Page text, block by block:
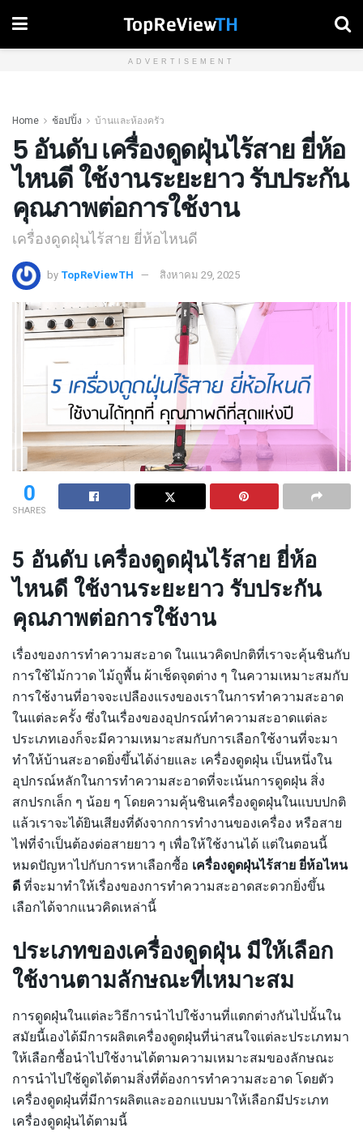
ADVERTISEMENT
Home ช้อปปิ้ง บ้านและห้องครัว
5 อันดับ เครื่องดูดฝุ่นไร้สาย ยี่ห้อ
ไหนดี ใช้งานระยะยาว รับประกัน
คุณภาพต่อการใช้งาน
เครื่องดูดฝุ่นไร้สาย ยี่ห้อไหนดี
by TopReViewTH สิงหาคม 29, 2025
0
SHARES
5 อันดับ เครื่องดูดฝุ่นไร้สาย ยี่ห้อ
ไหนดี ใช้งานระยะยาว รับประกัน
คุณภาพต่อการใช้งาน
เรื่องของการทำความสะอาด ในแนวคิดปกติที่เราจะคุ้นชินกับ
การใช้ไม้กวาด ไม้ถูพื้น ผ้าเช็ดจุดต่าง ๆ ในความเหมาะสมกับ
การใช้งานที่อาจจะเปลืองแรงของเราในการทำความสะอาด
ในแต่ละครั้ง ซึ่งในเรื่องของอุปกรณ์ทำความสะอาดแต่ละ
ประเภทเองก็จะมีความเหมาะสมกับการเลือกใช้งานที่จะมา
ทำให้บ้านสะอาดยิ่งขึ้นได้ง่ายและ เครื่องดูดฝุ่น เป็นหนึ่งใน
อุปกรณ์หลักในการทำความสะอาดที่จะเน้นการดูดฝุ่น สิ่ง
สกปรกเล็ก ๆ น้อย ๆ โดยความคุ้นชินเครื่องดูดฝุ่นในแบบปกติ
แล้วเราจะได้ยินเสียงที่ดังจากการทำงานของเครื่อง หรือสาย
ไฟที่จำเป็นต้องต่อสายยาว ๆ เพื่อให้ใช้งานได้ แต่ในตอนนี้
หมดปัญหาไปกับการหาเลือกซื้อ เครื่องดูดฝุ่นไร้สาย ยี่ห้อไหน
ดีที่จะมาทำให้เรื่องของการทำความสะอาดสะดวกยิ่งขึ้น
เลือกได้จากแนวคิดเหล่านี้
ประเภทของเครื่องดูดฝุ่น มีให้เลือก
ใช้งานตามลักษณะที่เหมาะสม
การดูดฝุ่นในแต่ละวิธีการนำไปใช้งานที่แตกต่างกันไปนั้นใน
สมัยนี้เองได้มีการผลิตเครื่องดูดฝุ่นที่น่าสนใจแต่ละประเภทมา
ให้เลือกซื้อนำไปใช้งานได้ตามความเหมาะสมของลักษณะ
การนำไปใช้ดูดได้ตามสิ่งที่ต้องการทำความสะอาด โดยตัว
เครื่องดูดฝุ่นที่มีการผลิตและออกแบบมาให้เลือกมีประเภท
เครื่องดูดฝุ่นได้ตามนี้